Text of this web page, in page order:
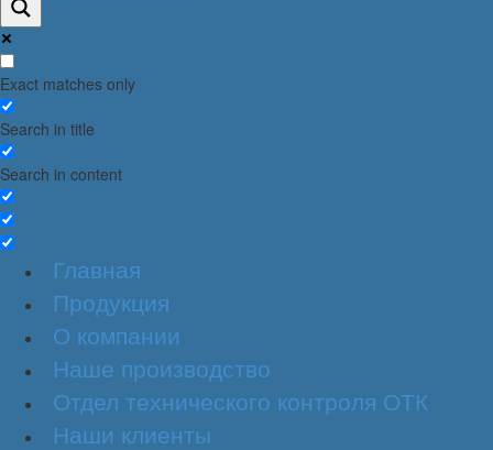
Exact matches only
Search in title
Search in content
Главная
Продукция
О компании
Наше производство
Отдел технического контроля ОТК
Наши клиенты